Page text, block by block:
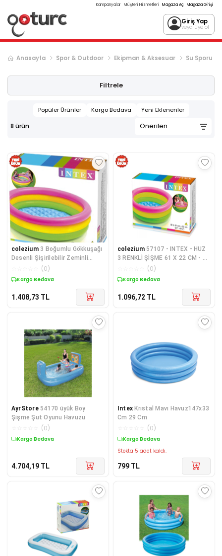
Kampanyalar Müşteri Hizmetleri Mağaza Aç Mağaza Girişi
Giriş Yap
veya üye ol
Anasayfa Spor & Outdoor Ekipman & Aksesuar Su Sporu
Filtrele
Popüler Ürünler Kargo Bedava Yeni Eklenenler
8 ürün
colezium 3 Boğumlu Gökkuşağı
Desenli Şişirilebilir Zeminli
Bebek Huzu 86cm - 58924 - 1
(0)
Kargo Bedava
1.408,73 TL
colezium 57107 - INTEX - HUZ
3 RENKLİ ŞİŞME 61 X 22 CM - 1
(0)
Kargo Bedava
1.096,72 TL
AyrStore 54170 üyük Boy
Şişme Şut Oyunu Havuzu
(0)
Kargo Bedava
4.704,19 TL
Intex Krıstal Mavı Havuz147x33
Cm 29 Cm
(0)
Kargo Bedava
Stokta 5 adet kaldı.
799 TL